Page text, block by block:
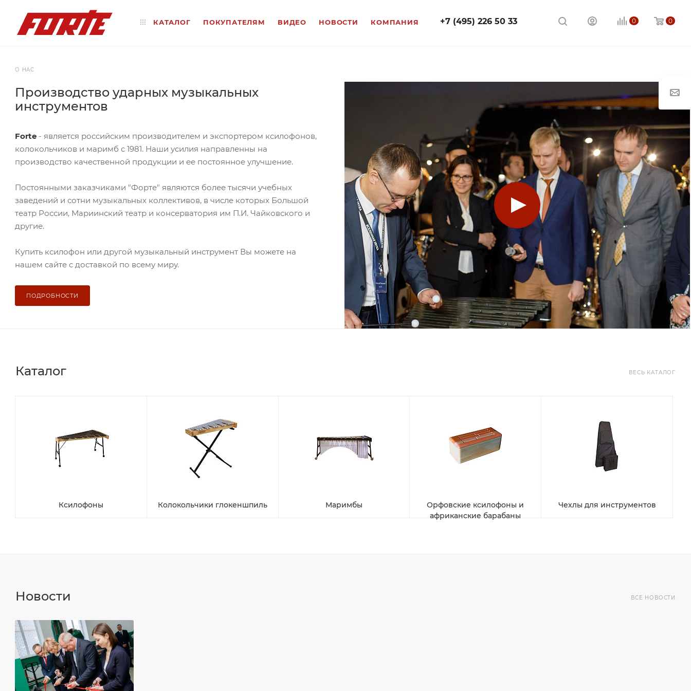
0 0
+7 (495) 226 50 33
КАТАЛОГ ПОКУПАТЕЛЯМ ВИДЕО НОВОСТИ КОМПАНИЯ
О НАС
Производство ударных музыкальных
инструментов
Forte - является российским производителем и экспортером ксилофонов,
колокольчиков и маримб с 1981. Наши усилия направленны на
производство качественной продукции и ее постоянное улучшение.
Постоянными заказчиками "Форте" являются более тысячи учебных
заведений и сотни музыкальных коллективов, в числе которых Большой
театр России, Мариинский театр и консерватория им П.И. Чайковского и
другие.
Купить ксилофон или другой музыкальный инструмент Вы можете на
нашем сайте с доставкой по всему миру.
ПОДРОБНОСТИ
Каталог ВЕСЬ КАТАЛОГ
Ксилофоны Колокольчики глокеншпиль Маримбы
Орфовские ксилофоны и
африканские барабаны
Чехлы для инструментов
Новости ВСЕ НОВОСТИ